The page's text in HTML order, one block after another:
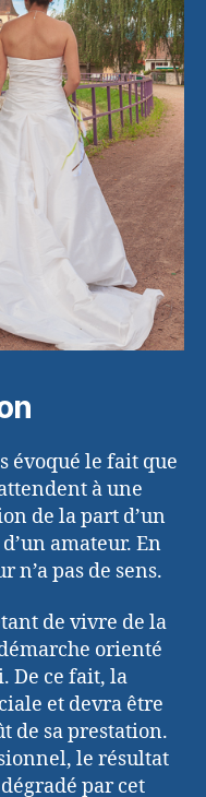
évoqué le fait que
à une
de la part d’un
amateur. En
n’a pas de sens.
de vivre de la
orienté
De ce fait, la
et devra être
de sa prestation.
le résultat
par cet